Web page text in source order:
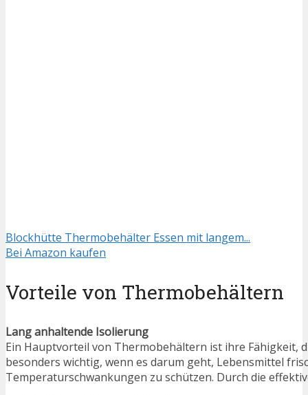
Blockhütte Thermobehälter Essen mit langem...
Bei Amazon kaufen
Vorteile von Thermobehältern
Lang anhaltende Isolierung
Ein Hauptvorteil von Thermobehältern ist ihre Fähigkeit,
besonders wichtig, wenn es darum geht, Lebensmittel
Temperaturschwankungen zu schützen. Durch die